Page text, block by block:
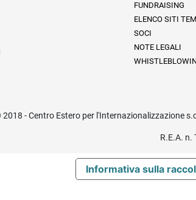
Informazioni
FUNDRAISING
ELENCO SITI
SOCI
NOTE LEGALI
- Centro Estero per l'Internazionalizzazione
R.E.A. n.
Informativa sulla